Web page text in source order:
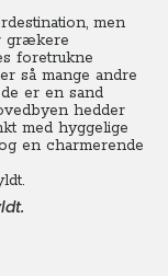
men
grækere
foretrukne
så mange andre
er en sand
hedder
med hyggelige
en charmerende